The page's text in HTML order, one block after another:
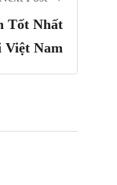
Tốt Nhất
Việt Nam